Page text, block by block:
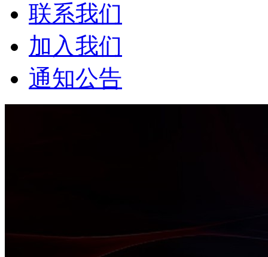
联系我们
加入我们
通知公告